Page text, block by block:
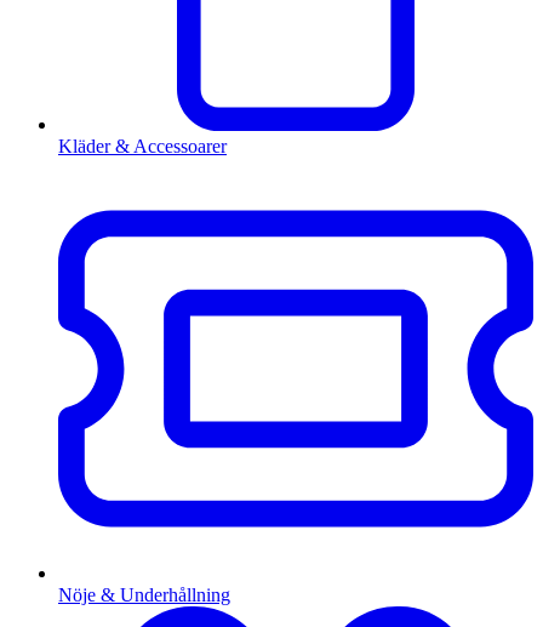
Kläder & Accessoarer
Nöje & Underhållning